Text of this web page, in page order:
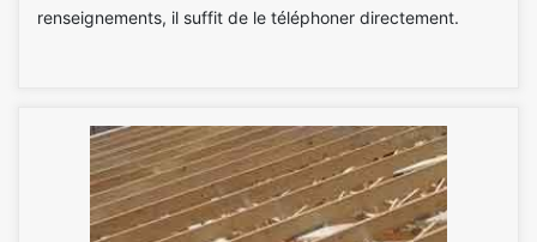
renseignements, il suffit de le téléphoner directement.